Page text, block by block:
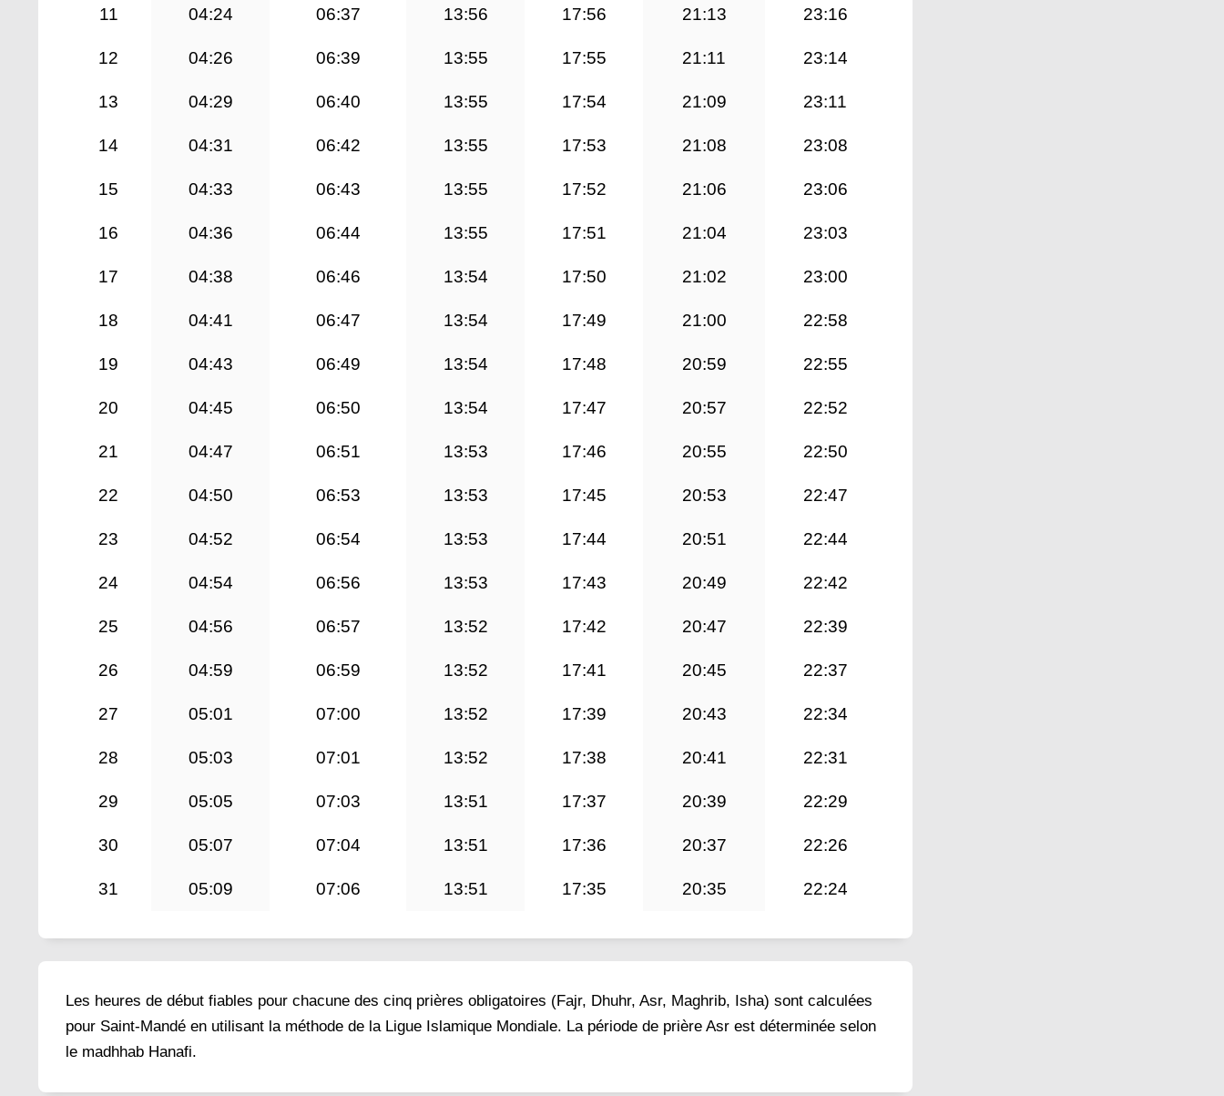
11 04:24 06:37 13:56 17:56 21:13 23:16
12 04:26 06:39 13:55 17:55 21:11 23:14
13 04:29 06:40 13:55 17:54 21:09 23:11
14 04:31 06:42 13:55 17:53 21:08 23:08
15 04:33 06:43 13:55 17:52 21:06 23:06
16 04:36 06:44 13:55 17:51 21:04 23:03
17 04:38 06:46 13:54 17:50 21:02 23:00
18 04:41 06:47 13:54 17:49 21:00 22:58
19 04:43 06:49 13:54 17:48 20:59 22:55
20 04:45 06:50 13:54 17:47 20:57 22:52
21 04:47 06:51 13:53 17:46 20:55 22:50
22 04:50 06:53 13:53 17:45 20:53 22:47
23 04:52 06:54 13:53 17:44 20:51 22:44
24 04:54 06:56 13:53 17:43 20:49 22:42
25 04:56 06:57 13:52 17:42 20:47 22:39
26 04:59 06:59 13:52 17:41 20:45 22:37
27 05:01 07:00 13:52 17:39 20:43 22:34
28 05:03 07:01 13:52 17:38 20:41 22:31
29 05:05 07:03 13:51 17:37 20:39 22:29
30 05:07 07:04 13:51 17:36 20:37 22:26
31 05:09 07:06 13:51 17:35 20:35 22:24
Les heures de début fiables pour chacune des cinq prières obligatoires (Fajr, Dhuhr, Asr, Maghrib, Isha) sont calculées
pour Saint-Mandé en utilisant la méthode de la Ligue Islamique Mondiale. La période de prière Asr est déterminée selon
le madhhab Hanafi.